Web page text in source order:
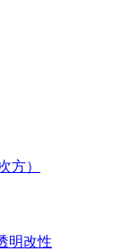
方）
明改性